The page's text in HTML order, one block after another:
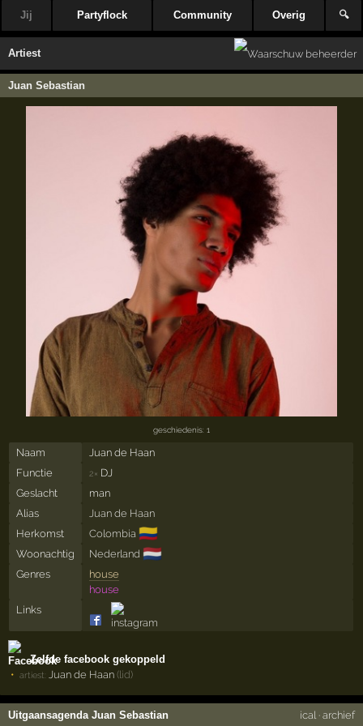
Jij Partyflock Community Overig 🔍
Artiest
Juan Sebastian
geschiedenis: 1
Naam
Juan de Haan
Functie
2× DJ
Geslacht
man
Alias
Juan de Haan
Herkomst
Colombia 🇨🇴
Woonachtig Nederland 🇳🇱
Genres
house
house
Links
Zelfde facebook gekoppeld
artiest: Juan de Haan (lid)
Uitgaansagenda Juan Sebastian ical · archief